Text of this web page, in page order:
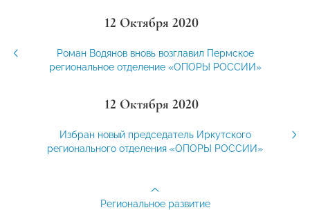
12 Октября 2020
Роман Водянов вновь возглавил Пермское
региональное отделение «ОПОРЫ РОССИИ»
12 Октября 2020
Избран новый председатель Иркутского
регионального отделения «ОПОРЫ РОССИИ»
Региональное развитие